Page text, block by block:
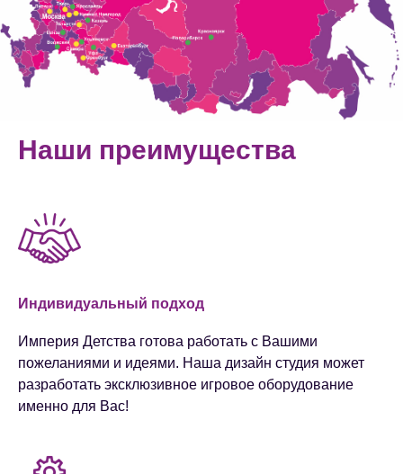
Наши преимущества
Индивидуальный подход
Империя Детства готова работать с Вашими
пожеланиями и идеями. Наша дизайн студия может
разработать эксклюзивное игровое оборудование
именно для Вас!